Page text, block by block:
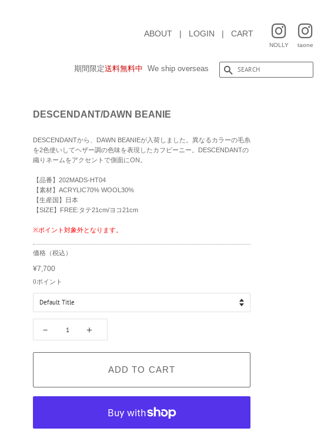
taone
NOLLY
ABOUT | LOGIN | CART
期間限定送料無料中 We ship overseas
DESCENDANT/DAWN BEANIE
DESCENDANTから、DAWN BEANIEが入荷しました。異なるカラーの毛糸
を2色使いしてヘザー調の色味を表現したカフビーニー。DESCENDANTの
織りネームをアクセントで側面にON。
【品番】202MADS-HT04
【素材】ACRYLIC70% WOOL30%
【生産国】日本
【SIZE】FREE:タテ21cm/ヨコ21cm
※ポイント対象外となります。
R
e
g
u
p
i
価格（税込）
S
a
r
c
¥7,700
0ポイント
－ ＋
ADD TO CART